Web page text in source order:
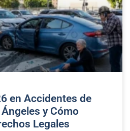
en Accidentes de
y Cómo
Legales